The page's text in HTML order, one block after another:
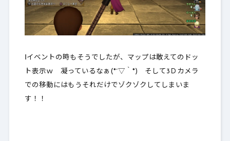
Ⅰイベントの時もそうでしたが、マップは敢えてのドッ
ト表示ｗ 凝っているなぁ(*´▽｀*) そして3Ｄカメラ
での移動にはもうそれだけでゾクゾクしてしまいま
す！！